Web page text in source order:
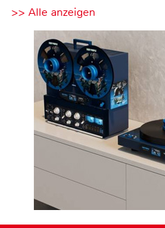
>> Alle anzeigen